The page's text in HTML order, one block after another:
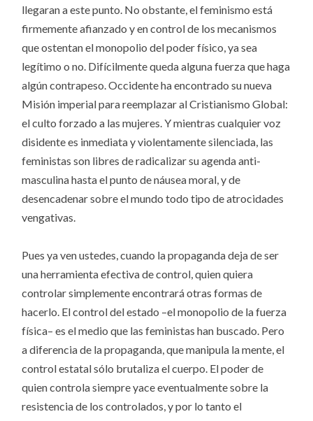
llegaran a este punto. No obstante, el feminismo está
firmemente afianzado y en control de los mecanismos
que ostentan el monopolio del poder físico, ya sea
legítimo o no. Difícilmente queda alguna fuerza que haga
algún contrapeso. Occidente ha encontrado su nueva
Misión imperial para reemplazar al Cristianismo Global:
el culto forzado a las mujeres. Y mientras cualquier voz
disidente es inmediata y violentamente silenciada, las
feministas son libres de radicalizar su agenda anti-
masculina hasta el punto de náusea moral, y de
desencadenar sobre el mundo todo tipo de atrocidades
vengativas.
Pues ya ven ustedes, cuando la propaganda deja de ser
una herramienta efectiva de control, quien quiera
controlar simplemente encontrará otras formas de
hacerlo. El control del estado –el monopolio de la fuerza
física– es el medio que las feministas han buscado. Pero
a diferencia de la propaganda, que manipula la mente, el
control estatal sólo brutaliza el cuerpo. El poder de
quien controla siempre yace eventualmente sobre la
resistencia de los controlados, y por lo tanto el